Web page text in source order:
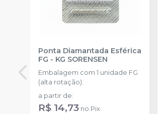
Ponta Diamantada Esférica
FG - KG SORENSEN
Embalagem com 1 unidade FG
(alta rotação).
a partir de:
R$ 14,73 no Pix